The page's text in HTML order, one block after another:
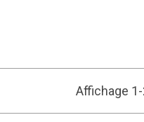
Affichage